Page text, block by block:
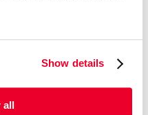
Show details
all
wird noch verstärkt
im Sortiment
silber und koblat blau.
mit einer matten
sehr geeignet einer